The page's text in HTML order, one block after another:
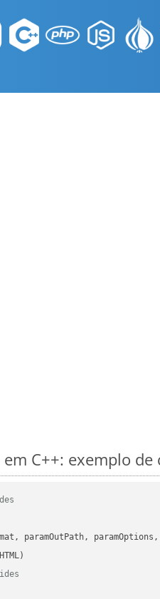
C++: exemplo de
paramOutPath,